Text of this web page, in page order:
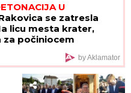
U
se zatresla
licu mesta krater,
za počiniocem
by Aklamator